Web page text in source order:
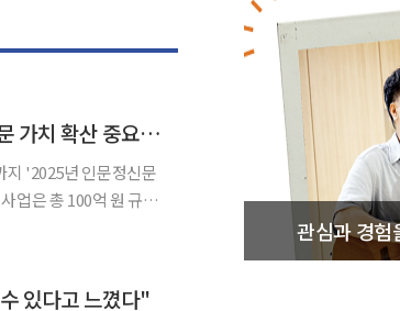
100억 투자하는 '인문정신문화 사업'…"AI 시대, 인문 가치 확산 중요해"
지 '2025년 인문정신문
업은 총 100억 원 규모
있다고 느꼈다"
관심과 경험